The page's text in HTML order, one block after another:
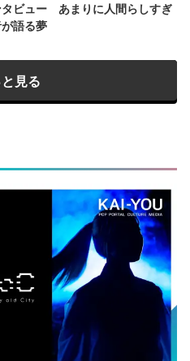
タビュー あまりに人間らしすぎ
語る夢
見る